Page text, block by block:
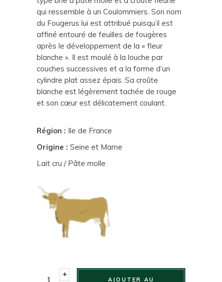
qui ressemble à un Coulommiers. Son nom
du Fougerus lui est attribué puisqu’il est
affiné entouré de feuilles de fougères
après le développement de la « fleur
blanche ». Il est moulé à la louche par
couches successives et a la forme d’un
cylindre plat assez épais. Sa croûte
blanche est légèrement tachée de rouge
et son cœur est délicatement coulant.
Région : Ile de France
Origine : Seine et Marne
Lait cru / Pâte molle
+
AJOUTER AU